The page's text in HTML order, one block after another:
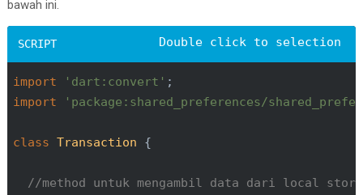
bawah ini.
import 'dart:convert'
import
'package:shared_preferences/
class Transaction {
//method untuk mengambil data dari local